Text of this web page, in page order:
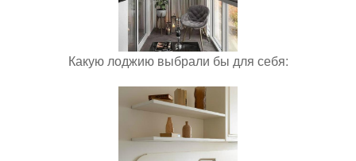
Какую лоджию выбрали бы для себя: